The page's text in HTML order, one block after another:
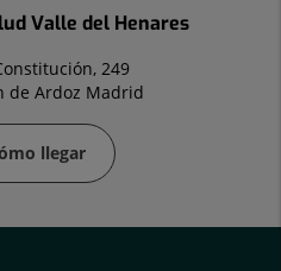
Valle del Henares
249
de Ardoz Madrid
llegar